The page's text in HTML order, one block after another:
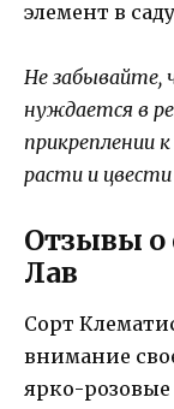
элемент в
Не забывайте,
нуждается в
прикреплении
расти и
Отзывы о
Лав
Сорт
внимание
ярко-